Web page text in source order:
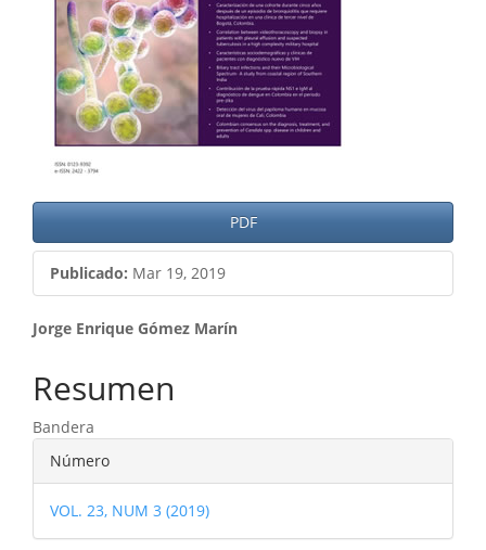
PDF
Publicado: Mar 19, 2019
Contenido
principal
del
artículo
Jorge Enrique Gómez Marín
Resumen
Bandera
Detalles
del
artículo
Número
VOL. 23, NUM 3 (2019)